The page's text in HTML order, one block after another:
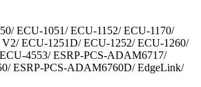
ECU-1051/ ECU-1152/ ECU-1170/
ECU-1251D/ ECU-1252/ ECU-1260/
4553/ ESRP-PCS-ADAM6717/
ESRP-PCS-ADAM6760D/ EdgeLink/